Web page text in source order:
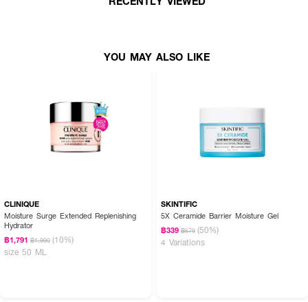
YOU MAY ALSO LIKE
CLINIQUE
Moisture Surge Extended Replenishing
Hydrator
฿1,791 ฿1,990 (10%)
size 50 ML
SKINTIFIC
5X Ceramide Barrier Moisture Gel
฿339 ฿679 (50%)
4 Variations